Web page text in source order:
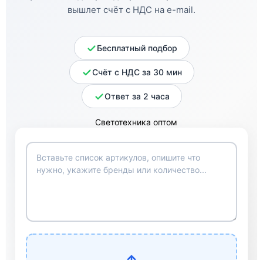
вышлет счёт с НДС на e-mail.
Бесплатный подбор
Счёт с НДС за 30 мин
Ответ за 2 часа